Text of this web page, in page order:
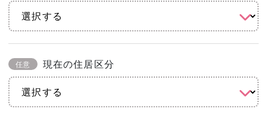
任意 現在の住居区分